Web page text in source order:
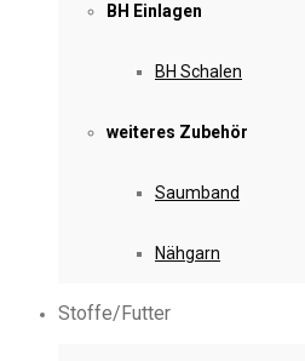
BH Einlagen
BH Schalen
weiteres Zubehör
Saumband
Nähgarn
Stoffe/Futter